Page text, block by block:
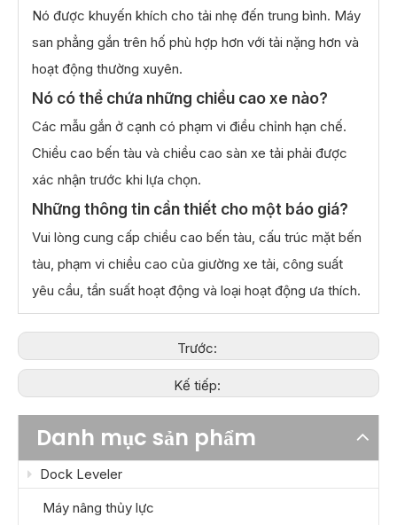
Nó được khuyến khích cho tải nhẹ đến trung bình. Máy
san phẳng gắn trên hố phù hợp hơn với tải nặng hơn và
hoạt động thường xuyên.
Nó có thể chứa những chiều cao xe nào?
Các mẫu gắn ở cạnh có phạm vi điều chỉnh hạn chế.
Chiều cao bến tàu và chiều cao sàn xe tải phải được
xác nhận trước khi lựa chọn.
Những thông tin cần thiết cho một báo giá?
Vui lòng cung cấp chiều cao bến tàu, cấu trúc mặt bến
tàu, phạm vi chiều cao của giường xe tải, công suất
yêu cầu, tần suất hoạt động và loại hoạt động ưa thích.
Trước:
Kế tiếp:
Danh mục sản phẩm
Dock Leveler
Máy nâng thủy lực